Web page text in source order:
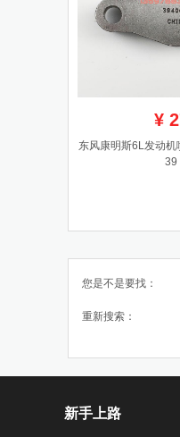
¥
东风康明斯6L发动
39
您是不是要找：
重新搜索：
新手上路